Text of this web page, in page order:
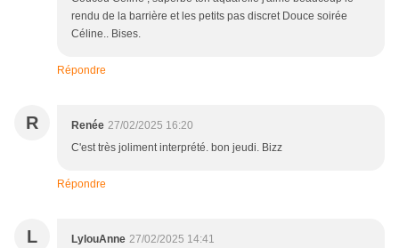
rendu de la barrière et les petits pas discret Douce soirée
Céline.. Bises.
Répondre
R Renée 27/02/2025 16:20
C'est très joliment interprété. bon jeudi. Bizz
Répondre
L LylouAnne 27/02/2025 14:41